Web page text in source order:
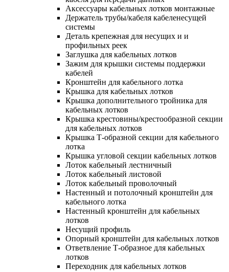
Аксессуары кабельных лотков монтажные
Держатель трубы/кабеля кабеленесущей
системы
Деталь крепежная для несущих и и
профильных реек
Заглушка для кабельных лотков
Зажим для крышки системы поддержки
кабелей
Кронштейн для кабельного лотка
Крышка для кабельных лотков
Крышка дополнительного тройника для
кабельных лотков
Крышка крестовины/крестообразной секции
для кабельных лотков
Крышка Т-образной секции для кабельного
лотка
Крышка угловой секции кабельных лотков
Лоток кабельный лестничный
Лоток кабельный листовой
Лоток кабельный проволочный
Настенный и потолочный кронштейн для
кабельного лотка
Настенный кронштейн для кабельных
лотков
Несущий профиль
Опорный кронштейн для кабельных лотков
Ответвление Т-образное для кабельных
лотков
Переходник для кабельных лотков